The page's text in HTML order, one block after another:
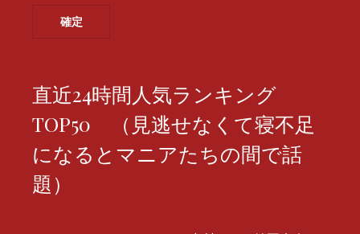
直近24時間人気ランキング
TOP50 （見逃せなくて寝不足
になるとマニアたちの間で話
題）